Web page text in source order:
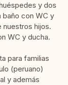
y dos
con WC y
nuestros hijos.
WC y ducha.
para familias
(peruano)
y además